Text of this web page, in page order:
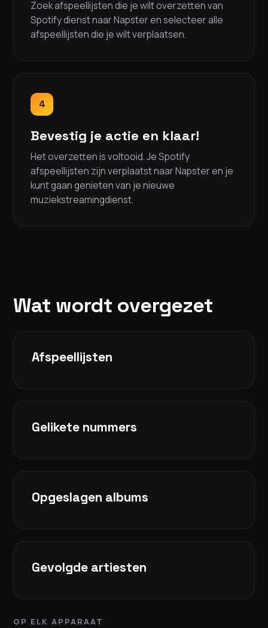
Zoek afspeellijsten die je wilt overzetten van
Spotify dienst naar Napster en selecteer alle
afspeellijsten die je wilt verplaatsen.
4
Bevestig je actie en klaar!
Het overzetten is voltooid. Je Spotify
afspeellijsten zijn verplaatst naar Napster en je
kunt gaan genieten van je nieuwe
muziekstreamingdienst.
Wat wordt overgezet
Afspeellijsten
Gelikete nummers
Opgeslagen albums
Gevolgde artiesten
OP ELK APPARAAT